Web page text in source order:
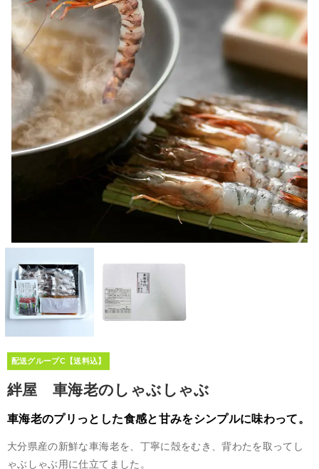
配送グループC【送料込】
絆屋 車海老のしゃぶしゃぶ
車海老のプリっとした食感と甘みをシンプルに味わって。
大分県産の新鮮な車海老を、丁寧に殻をむき、背わたを取ってし
ゃぶしゃぶ用に仕立てました。